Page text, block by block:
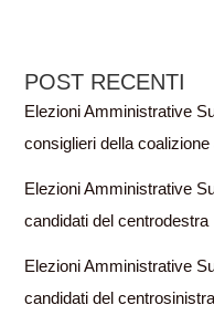
POST RECENTI
Elezioni Amministrative
consiglieri della
Elezioni Amministrative
candidati del centrodestra
Elezioni Amministrative
candidati del centrosinistra